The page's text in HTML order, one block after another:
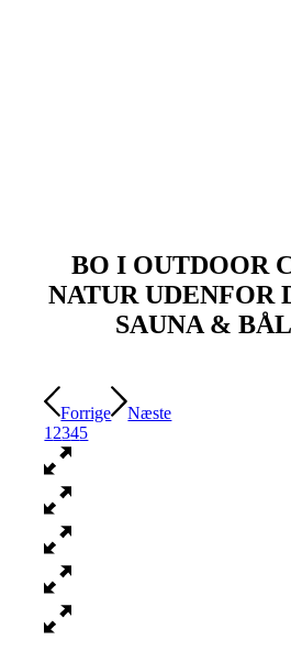
BO I OUTDOOR
NATUR UDENFOR
SAUNA &
Forrige
Næste
1 2345